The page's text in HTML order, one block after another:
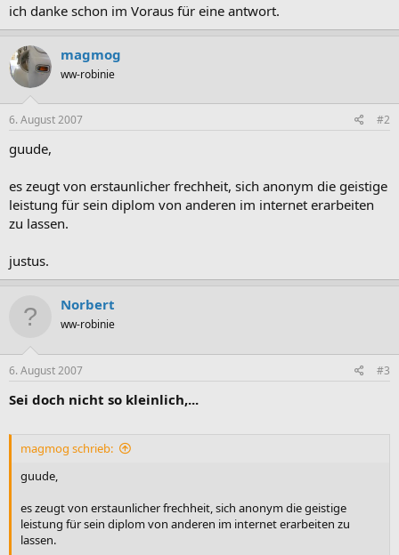
ich danke schon im Voraus für eine antwort.
magmog
ww-robinie
6. August 2007 #2
guude,
es zeugt von erstaunlicher frechheit, sich anonym die geistige
leistung für sein diplom von anderen im internet erarbeiten
zu lassen.
justus.
Norbert
ww-robinie
6. August 2007 #3
Sei doch nicht so kleinlich,...
magmog schrieb:
guude,
es zeugt von erstaunlicher frechheit, sich anonym die geistige
leistung für sein diplom von anderen im internet erarbeiten zu
lassen.